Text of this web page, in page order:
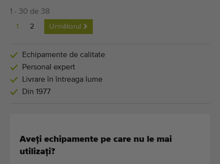
1 - 30 de 38
1 2 Următorul
Echipamente de calitate
Personal expert
Livrare în întreaga lume
Din 1977
Aveți echipamente pe care nu le mai
utilizați?